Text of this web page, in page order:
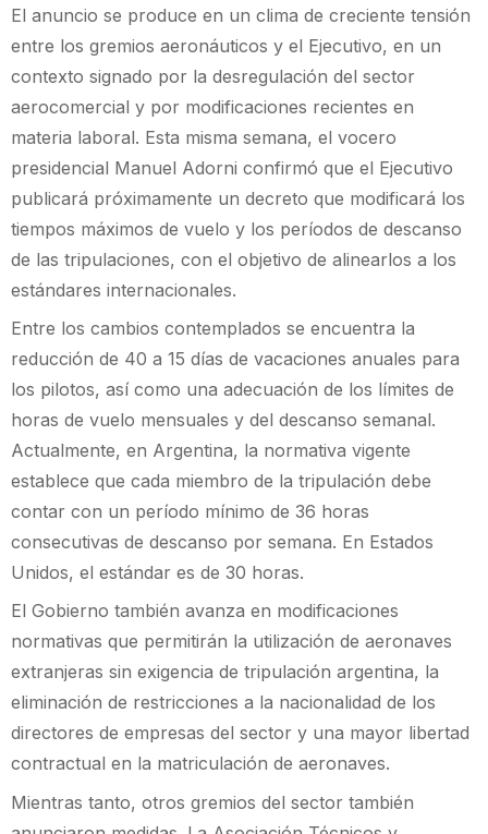
El anuncio se produce en un clima de creciente tensión
entre los gremios aeronáuticos y el Ejecutivo, en un
contexto signado por la desregulación del sector
aerocomercial y por modificaciones recientes en
materia laboral. Esta misma semana, el vocero
presidencial Manuel Adorni confirmó que el Ejecutivo
publicará próximamente un decreto que modificará los
tiempos máximos de vuelo y los períodos de descanso
de las tripulaciones, con el objetivo de alinearlos a los
estándares internacionales.
Entre los cambios contemplados se encuentra la
reducción de 40 a 15 días de vacaciones anuales para
los pilotos, así como una adecuación de los límites de
horas de vuelo mensuales y del descanso semanal.
Actualmente, en Argentina, la normativa vigente
establece que cada miembro de la tripulación debe
contar con un período mínimo de 36 horas
consecutivas de descanso por semana. En Estados
Unidos, el estándar es de 30 horas.
El Gobierno también avanza en modificaciones
normativas que permitirán la utilización de aeronaves
extranjeras sin exigencia de tripulación argentina, la
eliminación de restricciones a la nacionalidad de los
directores de empresas del sector y una mayor libertad
contractual en la matriculación de aeronaves.
Mientras tanto, otros gremios del sector también